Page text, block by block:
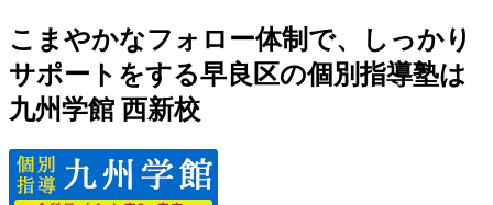
こまやかなフォロー体制で、しっかり
サポートをする早良区の個別指導塾は
九州学館 西新校